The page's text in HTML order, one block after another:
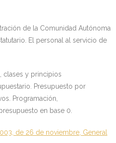
de la Comunidad Autónoma
El personal al servicio de
clases y principios
Presupuesto por
Programación,
en base 0.
de 26 de noviembre, General